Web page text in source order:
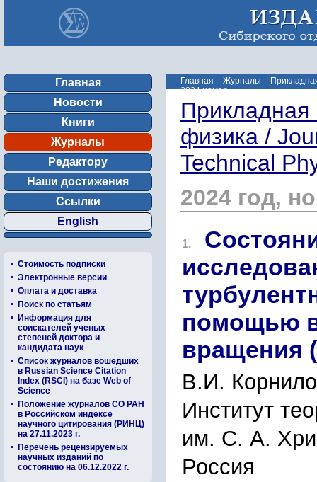
Главная
Новости
Книги
Журналы
Редактору
Наши достижения
Ссылки
English
Стоимость подписки
Электронные версии
Оплата и доставка
Поиск по статьям
Информация для
соискателей ученых
степеней доктора и
кандидата наук
Список журналов вошедших
в Russian Science Citation
Index (RSCI) на базе Web of
Science
Положение журналов СО РАН
в Российском индексе
научного цитирования (РИНЦ)
на 27.11.2023 г.
Перечень рецензируемых
научных изданий по
состоянию на 06.12.2022 г.
Главная – Журналы –
2024 номер ...
Прикладная
физика /
Technical
2024 год,
1.
помощью
вращения
В.И.
Институт
им. С. А.
Россия